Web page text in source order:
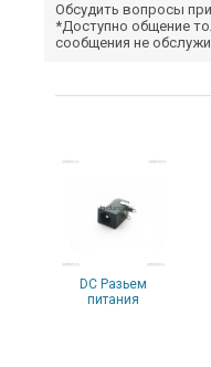
Обсудить вопросы
*Доступно общение
сообщения не
DC Разьем
питания